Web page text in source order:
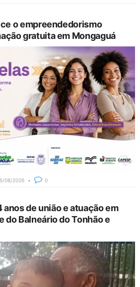
o empreendedorismo
gratuita em Mongaguá
08/2026 0
anos de união e atuação em
do Balneário do Tonhão e